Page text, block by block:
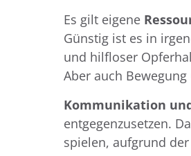
Es gilt eigene
Günstig ist es in
und hilfloser
Aber auch
Kommunikation
entgegenzusetzen.
spielen, aufgrund